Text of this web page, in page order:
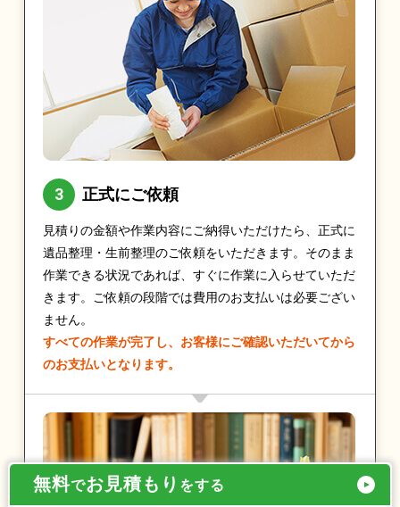
正式にご依頼
見積りの金額や作業内容にご納得いただけたら、正式に
遺品整理・生前整理のご依頼をいただきます。そのまま
作業できる状況であれば、すぐに作業に入らせていただ
きます。ご依頼の段階では費用のお支払いは必要ござい
ません。
すべての作業が完了し、お客様にご確認いただいてから
のお支払いとなります。
無料でお見積もり をする